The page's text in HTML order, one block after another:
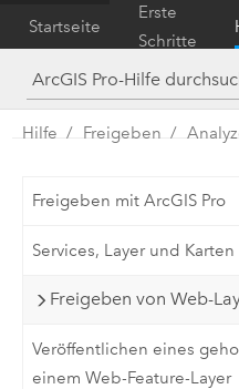
Startseite
Erste
Schritte
Hilfe Freigeben
Freigeben mit ArcGIS Pro
Services, Layer und Karten
Freigeben von Web-
Veröffentlichen eines
einem Web-Feature-Layer